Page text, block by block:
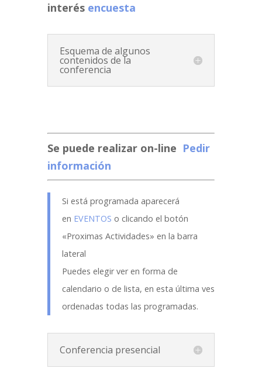
interés encuesta
Esquema de algunos
contenidos de la
conferencia
Se puede realizar on-line Pedir
información
Si está programada aparecerá
en EVENTOS o clicando el botón
«Proximas Actividades» en la barra
lateral
Puedes elegir ver en forma de
calendario o de lista, en esta última ves
ordenadas todas las programadas.
Conferencia presencial